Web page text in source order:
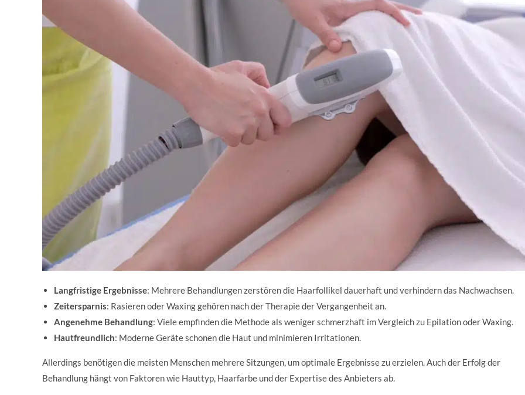
Langfristige Ergebnisse: Mehrere Behandlungen zerstören die Haarfollikel dauerhaft und verhindern das Nachwachsen.
Zeitersparnis: Rasieren oder Waxing gehören nach der Therapie der Vergangenheit an.
Angenehme Behandlung: Viele empfinden die Methode als weniger schmerzhaft im Vergleich zu Epilation oder Waxing.
Hautfreundlich: Moderne Geräte schonen die Haut und minimieren Irritationen.
Allerdings benötigen die meisten Menschen mehrere Sitzungen, um optimale Ergebnisse zu erzielen. Auch der Erfolg der
Behandlung hängt von Faktoren wie Hauttyp, Haarfarbe und der Expertise des Anbieters ab.